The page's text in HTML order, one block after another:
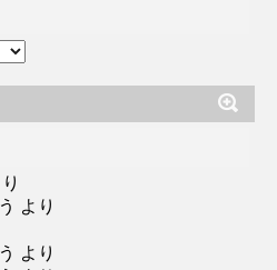
より
より